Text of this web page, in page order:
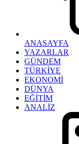
ANASAYFA
YAZARLAR
GÜNDEM
TÜRKİYE
EKONOMİ
DÜNYA
EĞİTİM
ANALİZ